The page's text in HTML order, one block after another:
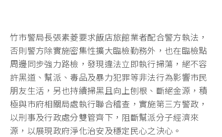
竹市警局長張素菱要求飯店旅館業者配合警方執法，
否則警方除實施密集性擴大臨檢勤務外，也在臨檢點
周邊同步強力路檢，發現違法立即執行掃蕩，絕不容
許黑道、幫派、毒品及暴力犯罪等非法行為影響市民
朋友生活，另也持續掃黑且向上刨根、斷絕金源，積
極與市府相關局處執行聯合稽查，實施第三方警政，
以刑事及行政處分雙管齊下，阻斷幫派分子經濟來
源，以展現政府淨化治安及穩定民心之決心。